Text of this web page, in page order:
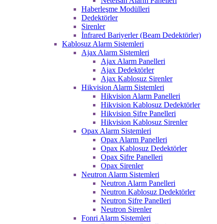
Haberleşme Modülleri
Dedektörler
Sirenler
İnfrared Bariyerler (Beam Dedektörler)
Kablosuz Alarm Sistemleri
Ajax Alarm Sistemleri
Ajax Alarm Panelleri
Ajax Dedektörler
Ajax Kablosuz Sirenler
Hikvision Alarm Sistemleri
Hikvision Alarm Panelleri
Hikvision Kablosuz Dedektörler
Hikvision Şifre Panelleri
Hikvision Kablosuz Sirenler
Opax Alarm Sistemleri
Opax Alarm Panelleri
Opax Kablosuz Dedektörler
Opax Şifre Panelleri
Opax Sirenler
Neutron Alarm Sistemleri
Neutron Alarm Panelleri
Neutron Kablosuz Dedektörler
Neutron Şifre Panelleri
Neutron Sirenler
Fonri Alarm Sistemleri